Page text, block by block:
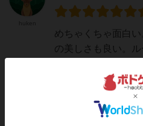
めちゃくちゃ面白
の美しさも良い。
もサクサク進み、
のが心地よい。後
クを睨みながら頭